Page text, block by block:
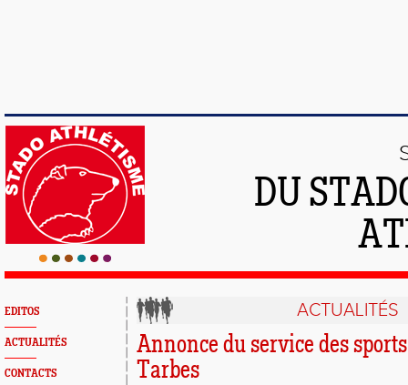
DU
EDITOS
ACTUALITÉS
CONTACTS
ACTUALITÉS
Annonce du service des
Tarbes